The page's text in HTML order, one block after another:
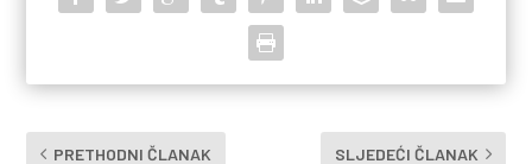
PRETHODNI ČLANAK SLJEDEĆI ČLANAK